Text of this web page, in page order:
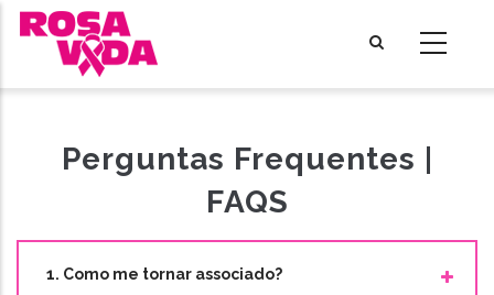
Passar
para
conteúdo
Perguntas Frequentes |
FAQS
1. Como me tornar associado?